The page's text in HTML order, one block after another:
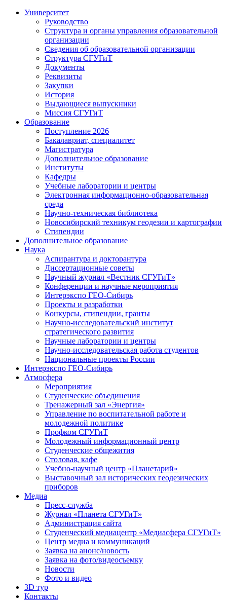
Университет
Руководство
Структура и органы управления образовательной
организации
Сведения об образовательной организации
Структура СГУГиТ
Документы
Реквизиты
Закупки
История
Выдающиеся выпускники
Миссия СГУГиТ
Образование
Поступление 2026
Бакалавриат, специалитет
Магистратура
Дополнительное образование
Институты
Кафедры
Учебные лаборатории и центры
Электронная информационно-образовательная
среда
Научно-техническая библиотека
Новосибирский техникум геодезии и картографии
Стипендии
Дополнительное образование
Наука
Аспирантура и докторантура
Диссертационные советы
Научный журнал «Вестник СГУГиТ»
Конференции и научные мероприятия
Интерэкспо ГЕО-Сибирь
Проекты и разработки
Конкурсы, стипендии, гранты
Научно-исследовательский институт
стратегического развития
Научные лаборатории и центры
Научно-исследовательская работа студентов
Национальные проекты России
Интерэкспо ГЕО-Сибирь
Атмосфера
Мероприятия
Студенческие объединения
Тренажерный зал «Энергия»
Управление по воспитательной работе и
молодежной политике
Профком СГУГиТ
Молодежный информационный центр
Студенческие общежития
Столовая, кафе
Учебно-научный центр «Планетарий»
Выставочный зал исторических геодезических
приборов
Медиа
Пресс-служба
Журнал «Планета СГУГиТ»
Администрация сайта
Студенческий медиацентр «Медиасфера СГУГиТ»
Центр медиа и коммуникаций
Заявка на анонс/новость
Заявка на фото/видеосъемку
Новости
Фото и видео
3D тур
Контакты